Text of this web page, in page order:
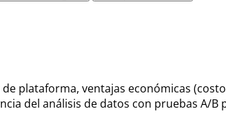
plataforma, ventajas económicas
del análisis de datos con pruebas A/